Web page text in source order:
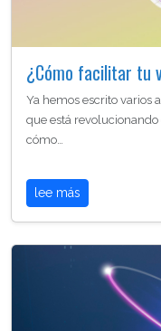
¿Cómo facilitar tu
Ya hemos escrito varios
que está
cómo…
lee más